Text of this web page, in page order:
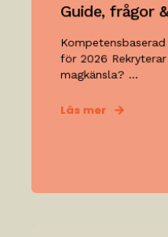
Guide, frågor
för 2026
magkänsla? ...
Läs mer